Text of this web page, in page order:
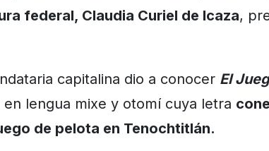
federal, Claudia Curiel de Icaza,
capitalina dio a conocer El
lengua mixe y otomí cuya letra
de pelota en Tenochtitlán.